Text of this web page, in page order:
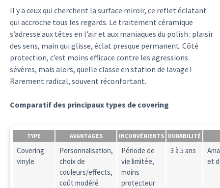
Il y a ceux qui cherchent la surface miroir, ce reflet éclatant
qui accroche tous les regards. Le traitement céramique
s’adresse aux têtes en l’air et aux maniaques du polish : plaisir
des sens, main qui glisse, éclat presque permanent. Côté
protection, c’est moins efficace contre les agressions
sévères, mais alors, quelle classe en station de lavage !
Rarement radical, souvent réconfortant.
Comparatif des principaux types de covering
TYPE AVANTAGES INCONVÉNIENTS DURABILITÉ
Covering
vinyle
Personnalisation,
choix de
couleurs/effects,
coût modéré
Période de
vie limitée,
moins
protecteur
3 à 5 ans
et